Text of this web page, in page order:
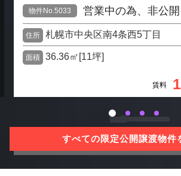
物件No.5033 営業中の為、非公開
住所 札幌市中央区南4条西5丁目
面積 36.36㎡[11坪]
賃料
すべての限定公開譲渡物件